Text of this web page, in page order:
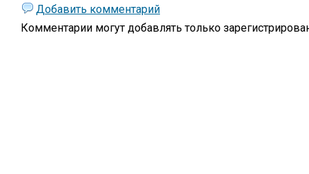
Добавить комментарий
Комментарии могут добавлять только